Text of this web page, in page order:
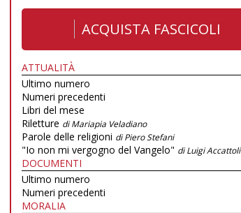
ACQUISTA FASCICOLI
ATTUALITÀ
Ultimo numero
Numeri precedenti
Libri del mese
Riletture di Mariapia Veladiano
Parole delle religioni di Piero Stefani
"Io non mi vergogno del Vangelo" di Luigi Accattoli
DOCUMENTI
Ultimo numero
Numeri precedenti
MORALIA